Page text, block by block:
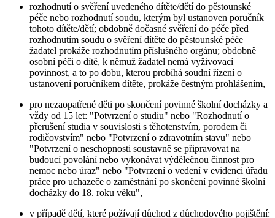
rozhodnutí o svěření uvedeného dítěte/dětí do pěstounské
péče nebo rozhodnutí soudu, kterým byl ustanoven poručník
tohoto dítěte/dětí; obdobně dočasné svěření do péče před
rozhodnutím soudu o svěření dítěte do pěstounské péče
žadatel prokáže rozhodnutím příslušného orgánu; obdobně
osobní péči o dítě, k němuž žadatel nemá vyživovací
povinnost, a to po dobu, kterou probíhá soudní řízení o
ustanovení poručníkem dítěte, prokáže čestným prohlášením,
pro nezaopatřené děti po skončení povinné školní docházky a
vždy od 15 let: "Potvrzení o studiu" nebo "Rozhodnutí o
přerušení studia v souvislosti s těhotenstvím, porodem či
rodičovstvím" nebo "Potvrzení o zdravotním stavu" nebo
"Potvrzení o neschopnosti soustavně se připravovat na
budoucí povolání nebo vykonávat výdělečnou činnost pro
nemoc nebo úraz" nebo "Potvrzení o vedení v evidenci úřadu
práce pro uchazeče o zaměstnání po skončení povinné školní
docházky do 18. roku věku",
v případě dětí, které požívají důchod z důchodového pojištění: